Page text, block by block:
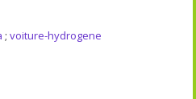
;voiture-hydrogene